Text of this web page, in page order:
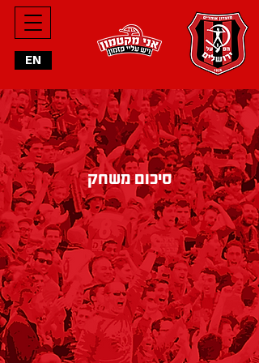
EN
סיכום משחק
מחליפים